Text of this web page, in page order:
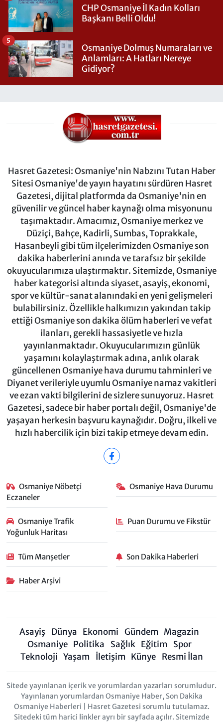
CHP Osmaniye İl Kadın Kolları
Başkanı Belli Oldu!
Osmaniye Dolmuş Numaraları ve
Anlamları: A Hatları Nereye
Gidiyor?
5
Hasret Gazetesi: Osmaniye'nin Nabzını Tutan Haber
Sitesi Osmaniye'de yayın hayatını sürdüren Hasret
Gazetesi, dijital platformda da Osmaniye'nin en
güvenilir ve güncel haber kaynağı olma misyonunu
taşımaktadır. Amacımız, Osmaniye merkez ve
Düziçi, Bahçe, Kadirli, Sumbas, Toprakkale,
Hasanbeyli gibi tüm ilçelerimizden Osmaniye son
dakika haberlerini anında ve tarafsız bir şekilde
okuyucularımıza ulaştırmaktır. Sitemizde, Osmaniye
haber kategorisi altında siyaset, asayiş, ekonomi,
spor ve kültür-sanat alanındaki en yeni gelişmeleri
bulabilirsiniz. Özellikle halkımızın yakından takip
ettiği Osmaniye son dakika ölüm haberleri ve vefat
ilanları, gerekli hassasiyetle ve hızla
yayınlanmaktadır. Okuyucularımızın günlük
yaşamını kolaylaştırmak adına, anlık olarak
güncellenen Osmaniye hava durumu tahminleri ve
Diyanet verileriyle uyumlu Osmaniye namaz vakitleri
ve ezan vakti bilgilerini de sizlere sunuyoruz. Hasret
Gazetesi, sadece bir haber portalı değil, Osmaniye'de
yaşayan herkesin başvuru kaynağıdır. Doğru, ilkeli ve
hızlı habercilik için bizi takip etmeye devam edin.
Osmaniye Nöbetçi
Eczaneler
Osmaniye Hava Durumu
Osmaniye Trafik
Yoğunluk Haritası
Puan Durumu ve Fikstür
Tüm Manşetler Son Dakika Haberleri
Haber Arşivi
Asayiş Dünya Ekonomi Gündem Magazin
Osmaniye Politika Sağlık Eğitim
Spor
Teknoloji Yaşam İletişim Künye Resmi İlan
Sitede yayınlanan içerik ve yorumlardan yazarları sorumludur.
Yayınlanan yorumlardan Osmaniye Haber, Son Dakika
Osmaniye Haberleri | Hasret Gazetesi sorumlu tutulamaz.
Sitedeki tüm harici linkler ayrı bir sayfada açılır. Sitemizde